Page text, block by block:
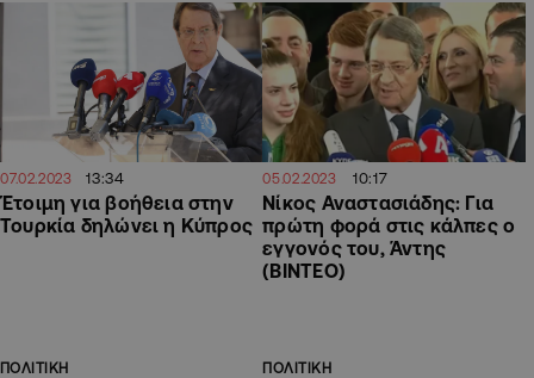
07.02.2023 13:34
Έτοιμη για βοήθεια στην
Τουρκία δηλώνει η Κύπρος
05.02.2023 10:17
Νίκος Αναστασιάδης: Για
πρώτη φορά στις κάλπες ο
εγγονός του, Άντης
(ΒΙΝΤΕΟ)
ΠΟΛΙΤΙΚΗ ΠΟΛΙΤΙΚΗ